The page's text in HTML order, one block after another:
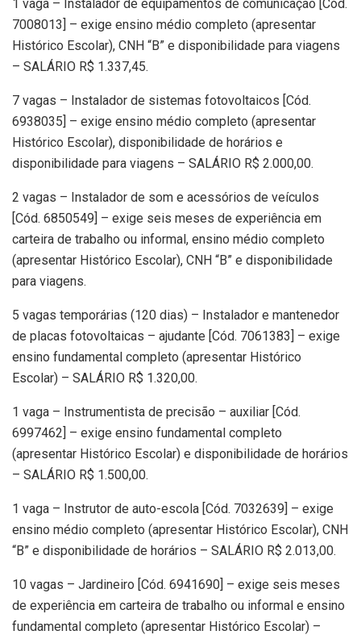
1 vaga – Instalador de equipamentos de comunicação [Cód.
7008013] – exige ensino médio completo (apresentar
Histórico Escolar), CNH “B” e disponibilidade para viagens
– SALÁRIO R$ 1.337,45.
7 vagas – Instalador de sistemas fotovoltaicos [Cód.
6938035] – exige ensino médio completo (apresentar
Histórico Escolar), disponibilidade de horários e
disponibilidade para viagens – SALÁRIO R$ 2.000,00.
2 vagas – Instalador de som e acessórios de veículos
[Cód. 6850549] – exige seis meses de experiência em
carteira de trabalho ou informal, ensino médio completo
(apresentar Histórico Escolar), CNH “B” e disponibilidade
para viagens.
5 vagas temporárias (120 dias) – Instalador e mantenedor
de placas fotovoltaicas – ajudante [Cód. 7061383] – exige
ensino fundamental completo (apresentar Histórico
Escolar) – SALÁRIO R$ 1.320,00.
1 vaga – Instrumentista de precisão – auxiliar [Cód.
6997462] – exige ensino fundamental completo
(apresentar Histórico Escolar) e disponibilidade de horários
– SALÁRIO R$ 1.500,00.
1 vaga – Instrutor de auto-escola [Cód. 7032639] – exige
ensino médio completo (apresentar Histórico Escolar), CNH
“B” e disponibilidade de horários – SALÁRIO R$ 2.013,00.
10 vagas – Jardineiro [Cód. 6941690] – exige seis meses
de experiência em carteira de trabalho ou informal e ensino
fundamental completo (apresentar Histórico Escolar) –